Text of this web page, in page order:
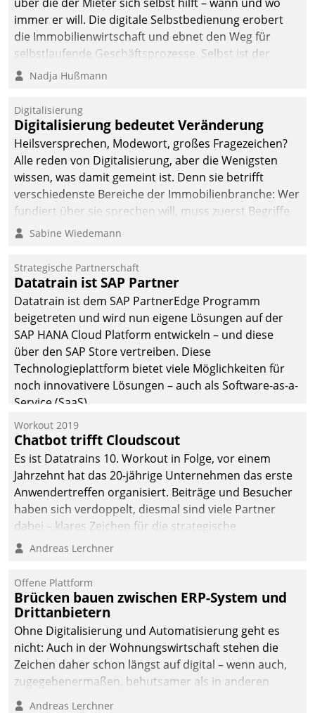
immer er will. Die digitale Selbstbedienung erobert
die Immobilienwirtschaft und ebnet den Weg für
selbstlaufende Geschäftsprozesse. Selbst ist der
Kunde und smart der Serviceanbieter.
Nadja Hußmann
Digitalisierung
Digitalisierung bedeutet Veränderung
Heilsversprechen, Modewort, großes Fragezeichen?
Alle reden von Digitalisierung, aber die Wenigsten
wissen, was damit gemeint ist. Denn sie betrifft
verschiedenste Bereiche der Immobilienbranche: Wer
fundiert über sie sprechen will, muss zuerst Begriffe
klären. Ein Aspekt ist die betriebliche Optimierung:
Einsparungen durch optimierte und automatisierte
Prozesse. Doch man darf nicht zu viel erwarten: Allein
mit der Einführung einer neuen Software ist es nicht
getan. Die Digitalisierung erfordert von Unternehmen
die Bereitschaft, sich zu überprüfen, zu hinterfragen
und zu verändern.
Sabine Wiedemann
Strategische Partnerschaft
Datatrain ist SAP Partner
Datatrain ist dem SAP PartnerEdge Programm
beigetreten und wird nun eigene Lösungen auf der
SAP HANA Cloud Platform entwickeln – und diese
über den SAP Store vertreiben. Diese
Technologieplattform bietet viele Möglichkeiten für
noch innovativere Lösungen – auch als Software-as-a-
Service (SaaS).
Workout 2019
Chatbot trifft Cloudscout
Es ist Datatrains 10. Workout in Folge, vor einem
Jahrzehnt hat das 20-jährige Unternehmen das erste
Anwendertreffen organisiert. Beiträge und Besucher
haben sich verdoppelt, diesmal sind viele Partner
dabei – klares Zeichen für die strategische
Fokussierung auf den Kunden.
Andreas Lerchner
Offene Plattform
Brücken bauen zwischen ERP-System und
Drittanbietern
Ohne Digitalisierung und Automatisierung geht es
nicht: Auch in der Wohnungswirtschaft stehen die
Zeichen daher schon längst auf digital – wenn auch,
zugegebenermaßen, behutsamer als in anderen
Branchen.
Andreas Lerchner